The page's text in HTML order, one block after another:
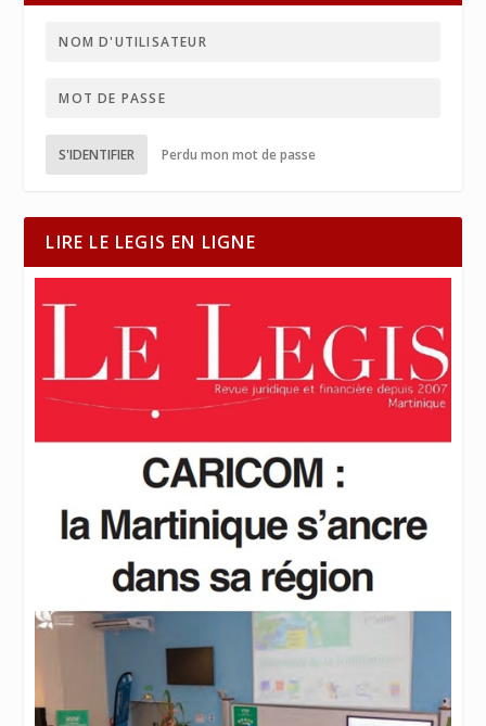
S'IDENTIFIER Perdu mon mot de passe
LIRE LE LEGIS EN LIGNE